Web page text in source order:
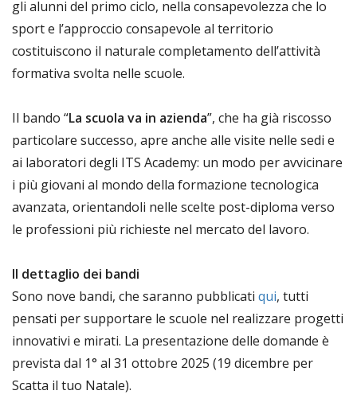
gli alunni del primo ciclo, nella consapevolezza che lo
sport e l’approccio consapevole al territorio
costituiscono il naturale completamento dell’attività
formativa svolta nelle scuole.
Il bando “La scuola va in azienda”, che ha già riscosso
particolare successo, apre anche alle visite nelle sedi e
ai laboratori degli ITS Academy: un modo per avvicinare
i più giovani al mondo della formazione tecnologica
avanzata, orientandoli nelle scelte post-diploma verso
le professioni più richieste nel mercato del lavoro.
Il dettaglio dei bandi
Sono nove bandi, che saranno pubblicati qui, tutti
pensati per supportare le scuole nel realizzare progetti
innovativi e mirati. La presentazione delle domande è
prevista dal 1° al 31 ottobre 2025 (19 dicembre per
Scatta il tuo Natale).